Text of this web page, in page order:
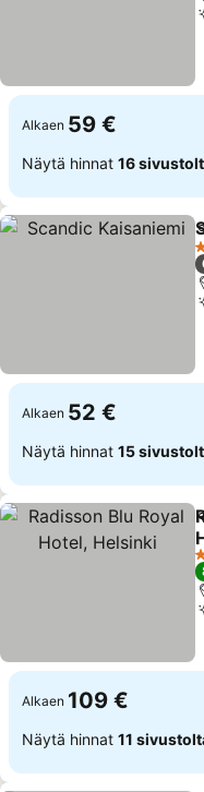
Alkaen 59 €
Näytä hinnat 16
Alkaen 52 €
Näytä hinnat 15
Alkaen 109 €
Näytä hinnat 11